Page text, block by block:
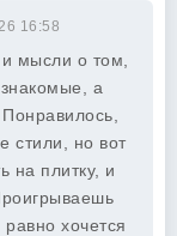
16:58
мысли о том,
а
стили, но вот
на плитку, и
хочется